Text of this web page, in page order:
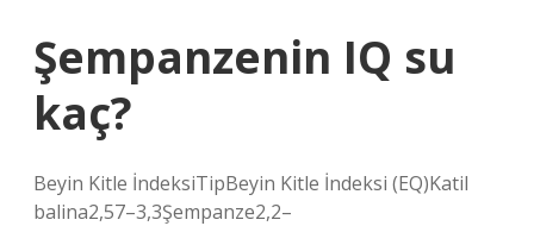
Şempanzenin IQ su
kaç?
Beyin Kitle İndeksiTipBeyin Kitle İndeksi (EQ)Katil
balina2,57–3,3Şempanze2,2–